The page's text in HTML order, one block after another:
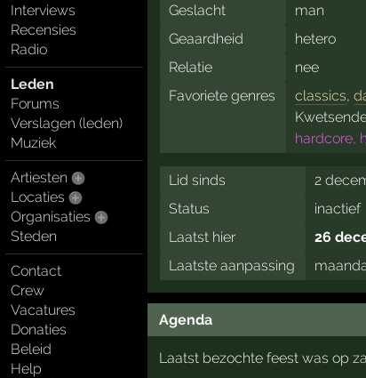
Interviews
Recensies
Radio
Leden
Forums
Verslagen (leden)
Muziek
Artiesten
Locaties
Organisaties
Steden
Contact
Crew
Vacatures
Donaties
Beleid
Help
Geslacht
man
Geaardheid
hetero
Relatie
nee
Favoriete genres
classics,
hardcore,
Lid sinds
2
Status
inactief
Laatst hier
26
Laatste aanpassing
Agenda
Laatst bezochte feest was op